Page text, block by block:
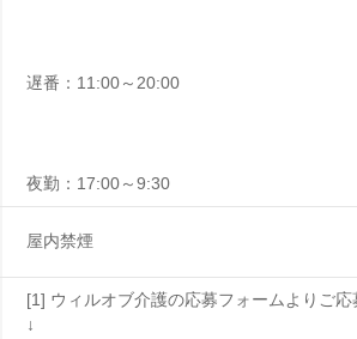
遅番：11:00～20:00
夜勤：17:00～9:30
屋内禁煙
[1] ウィルオブ介護の応募フォームよりご応
↓